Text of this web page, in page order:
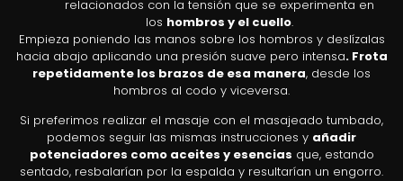
relacionados con la tensión que se experimenta en
los hombros y el cuello.
Empieza poniendo las manos sobre los hombros y deslízalas
hacia abajo aplicando una presión suave pero intensa. Frota
repetidamente los brazos de esa manera, desde los
hombros al codo y viceversa.
Si preferimos realizar el masaje con el masajeado tumbado,
podemos seguir las mismas instrucciones y añadir
potenciadores como aceites y esencias que, estando
sentado, resbalarían por la espalda y resultarían un engorro.